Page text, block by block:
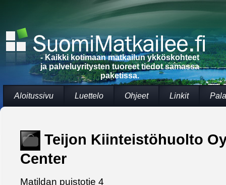
- Kaikki kotimaan matkailun ykköskohteet
ja palveluyritysten tuoreet tiedot samassa
paketissa.
Aloitussivu Luettelo Ohjeet Linkit
Teijon Kiinteistöhuolto
Center
Matildan puistotie 4